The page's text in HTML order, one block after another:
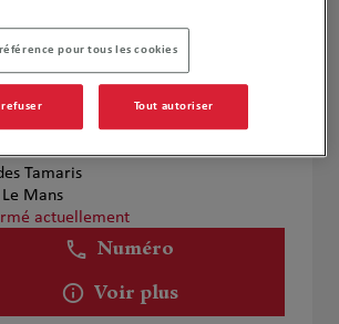
Voir plus
Tamaris
Mans
actuellement
Numéro
Voir plus
pour tous les cookies
refuser Tout autoriser